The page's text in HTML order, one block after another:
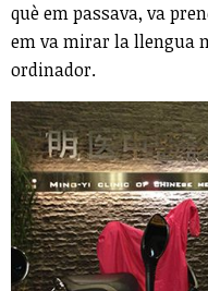
què em passava, va
em va mirar la llengua
ordinador.